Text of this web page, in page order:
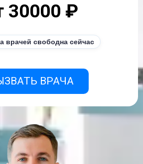
30000 ₽
врачей свободна сейчас
ВРАЧА